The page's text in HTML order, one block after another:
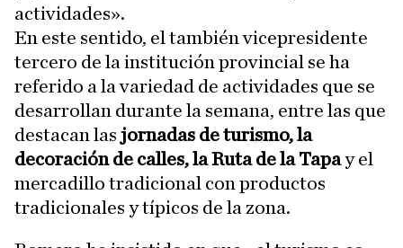
actividades».
En este sentido, el también vicepresidente
tercero de la institución provincial se ha
referido a la variedad de actividades que se
desarrollan durante la semana, entre las que
destacan las jornadas de turismo, la
decoración de calles, la Ruta de la Tapay el
mercadillo tradicional con productos
tradicionales y típicos de la zona.